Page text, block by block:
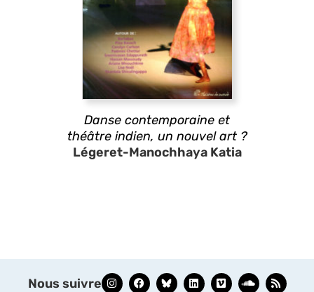
Danse contemporaine et
théâtre indien, un nouvel art ?
Légeret-Manochhaya Katia
Nous suivre